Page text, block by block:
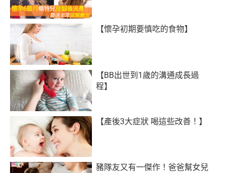
【懷孕初期要慎吃的食物】
【BB出世到1歲的溝通成長過
程】
【產後3大症狀 喝這些改善！】
豬隊友又有一傑作！爸爸幫女兒